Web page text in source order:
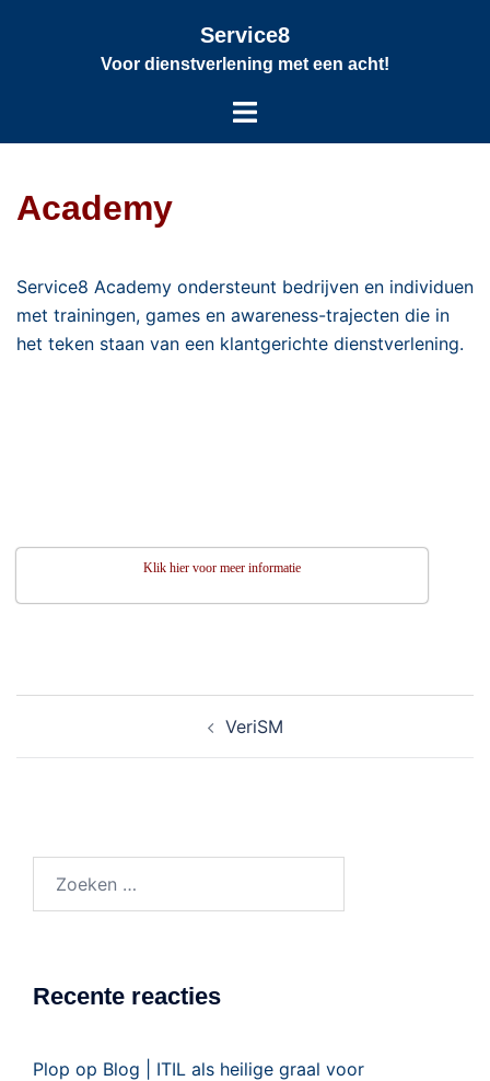
Service8
Voor dienstverlening met een acht!
Academy
Service8 Academy ondersteunt bedrijven en individuen
met trainingen, games en awareness-trajecten die in
het teken staan van een klantgerichte dienstverlening.
Klik hier voor meer informatie
VeriSM
Recente reacties
Plop op Blog | ITIL als heilige graal voor